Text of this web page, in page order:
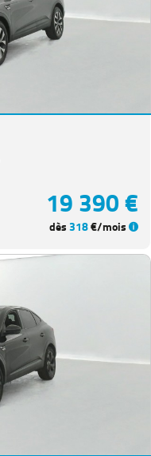
19 390 €
dès318€/mois